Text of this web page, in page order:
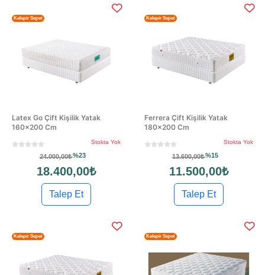
Latex Go Çift Kişilik Yatak
160×200 Cm
Kelepir Sepet
Stokta Yok
24.000,00₺%23
18.400,00₺
Talep Et
Ferrera Çift Kişilik Yatak
180×200 Cm
Kelepir Sepet
Stokta Yok
13.600,00₺%15
11.500,00₺
Talep Et
Kelepir Sepet Kelepir Sepet